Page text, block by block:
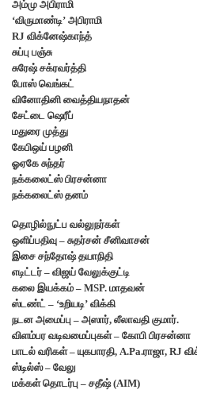
அம்மு அபிராமி
‘விருமாண்டி’ அபிராமி
RJ விக்னேஷ்காந்த்
சுப்பு பஞ்சு
சுரேஷ் சக்ரவர்த்தி
போஸ் வெங்கட்
வினோதினி வைத்தியநாதன்
சேட்டை ஷெரீப்
மதுரை முத்து
கேபிஒய் பழனி
ஓஏகே சுந்தர்
நக்கலைட்ஸ் பிரசன்னா
நக்கலைட்ஸ் தனம்
தொழில்நுட்ப வல்லுநர்கள்
ஒளிப்பதிவு – சுதர்சன் சீனிவாசன்
இசை சந்தோஷ் தயாநிதி
எடிட்டர் – விஜய் வேலுக்குட்டி
கலை இயக்கம் – MSP. மாதவன்
ஸ்டண்ட் – ‘உறியடி’ விக்கி
நடன அமைப்பு – அஸார், லீலாவதி குமார்.
விளம்பர வடிவமைப்புகள் – கோபி பிரசன்னா
பாடல் வரிகள் – யுகபாரதி, A.Pa.ராஜா, RJ
ஸ்டில்ஸ் – வேலு
மக்கள் தொடர்பு – சதீஷ் (AIM)